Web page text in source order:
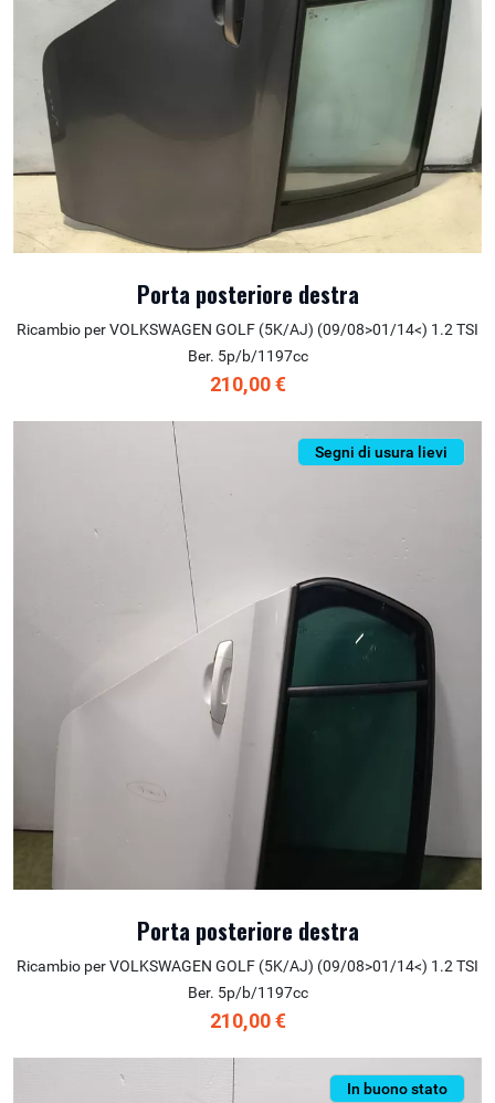
Porta posteriore destra
Ricambio per VOLKSWAGEN GOLF (5K/AJ) (09/08>01/14<) 1.2 TSI
Ber. 5p/b/1197cc
210,00 €
Segni di usura lievi
Porta posteriore destra
Ricambio per VOLKSWAGEN GOLF (5K/AJ) (09/08>01/14<) 1.2 TSI
Ber. 5p/b/1197cc
210,00 €
In buono stato